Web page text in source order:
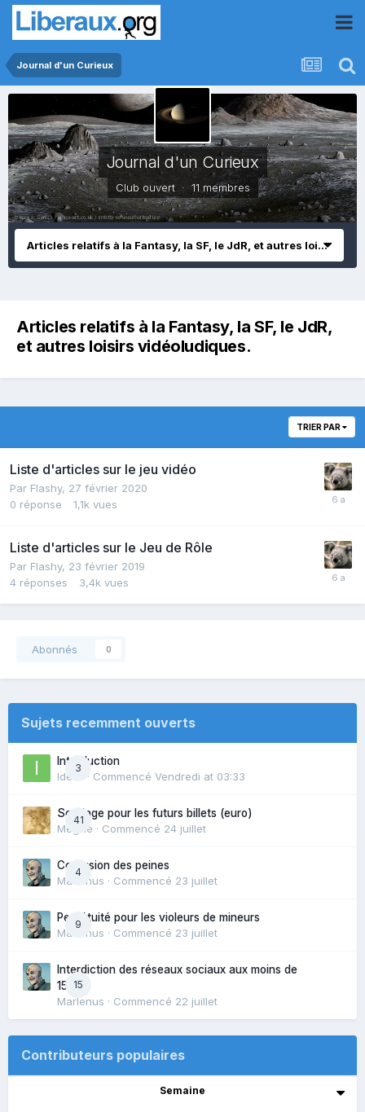
Journal d'un Curieux
Journal d'un Curieux
Club ouvert · 11 membres
Articles relatifs à la Fantasy, la SF, le JdR, et autres loisirs vidéoludiques.
Articles relatifs à la Fantasy, la SF, le JdR,
et autres loisirs vidéoludiques.
TRIER PAR
Liste d'articles sur le jeu vidéo
Par Flashy, 27 février 2020
0 réponse 1,1k vues
Liste d'articles sur le Jeu de Rôle
Par Flashy, 23 février 2019
4 réponses 3,4k vues
Abonnés 0
Sujets recemment ouverts
3
Introduction
Idelle
· Commencé Vendredi at 03:33
41
Sondage pour les futurs billets (euro)
Mégille · Commencé 24 juillet
4
Confusion des peines
Marlenus · Commencé 23 juillet
9
Perpétuité pour les violeurs de mineurs
Marlenus · Commencé 23 juillet
15
Interdiction des réseaux sociaux aux moins de
15ans
Marlenus · Commencé 22 juillet
Contributeurs populaires
Semaine